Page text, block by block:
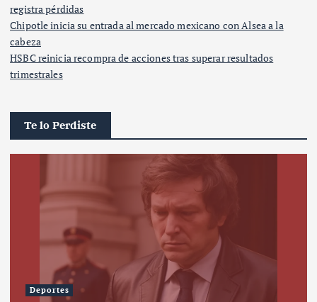
registra pérdidas
Chipotle inicia su entrada al mercado mexicano con Alsea a la
cabeza
HSBC reinicia recompra de acciones tras superar resultados
trimestrales
Te lo Perdiste
Deportes